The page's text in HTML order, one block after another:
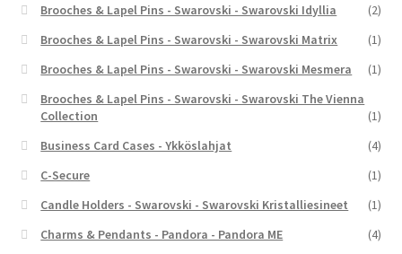
Brooches & Lapel Pins - Swarovski - Swarovski Idyllia
(2)
Brooches & Lapel Pins - Swarovski - Swarovski Matrix
(1)
Brooches & Lapel Pins - Swarovski - Swarovski Mesmera
(1)
Brooches & Lapel Pins - Swarovski - Swarovski The Vienna
Collection
(1)
Business Card Cases - Ykköslahjat
(4)
C-Secure
(1)
Candle Holders - Swarovski - Swarovski Kristalliesineet
(1)
Charms & Pendants - Pandora - Pandora ME
(4)